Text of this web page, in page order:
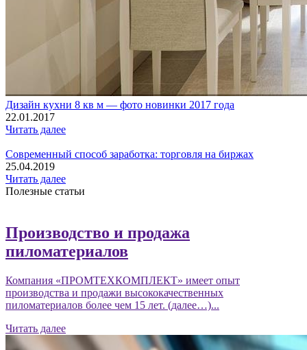
Дизайн кухни 8 кв м — фото новинки 2017 года
22.01.2017
Читать далее
Современный способ заработка: торговля на биржах
25.04.2019
Читать далее
Полезные статьи
Производство и продажа
пиломатериалов
Компания «ПРОМТЕХКОМПЛЕКТ» имеет опыт
производства и продажи высококачественных
пиломатериалов более чем 15 лет. (далее…)...
Читать далее